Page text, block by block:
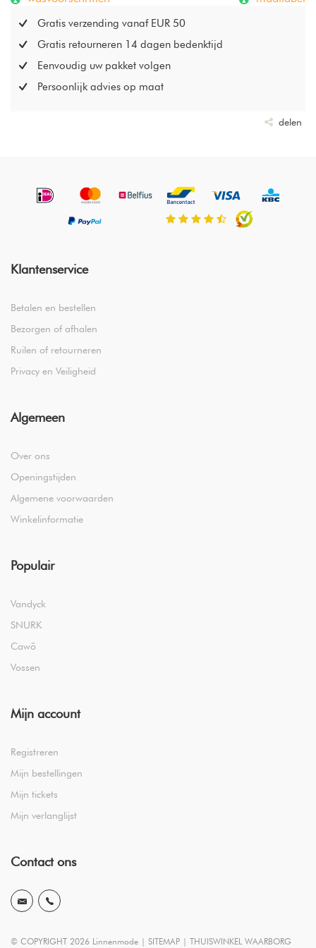
Gratis verzending vanaf EUR 50
Gratis retourneren 14 dagen bedenktijd
Eenvoudig uw pakket volgen
Persoonlijk advies op maat
delen
Klantenservice
Betalen en bestellen
Bezorgen of afhalen
Ruilen of retourneren
Privacy en Veiligheid
Algemeen
Over ons
Openingstijden
Algemene voorwaarden
Winkelinformatie
Populair
Vandyck
SNURK
Cawö
Vossen
Mijn account
Registreren
Mijn bestellingen
Mijn tickets
Mijn verlanglijst
Contact ons
© COPYRIGHT 2026 Linnenmode | SITEMAP | THUISWINKEL WAARBORG